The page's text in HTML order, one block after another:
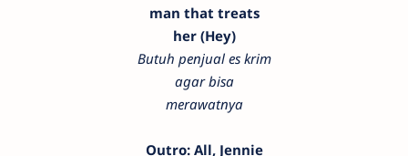
man that treats
her (Hey)
Butuh penjual es krim
agar bisa
merawatnya
Outro: All, Jennie